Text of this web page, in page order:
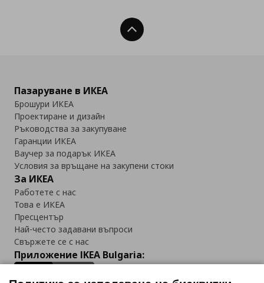
Нагоре
Пазаруване в ИКЕА
Брошури ИКЕА
Проектиране и дизайн
Ръководства за закупуване
Гаранции ИКЕА
Ваучер за подарък ИКЕА
Условия за връщане на закупени стоки
За ИКЕА
Работете с нас
Това е ИКЕА
Пресцентър
Най-често задавани въпроси
Свържете се с нас
Приложение IKEA Bulgaria: